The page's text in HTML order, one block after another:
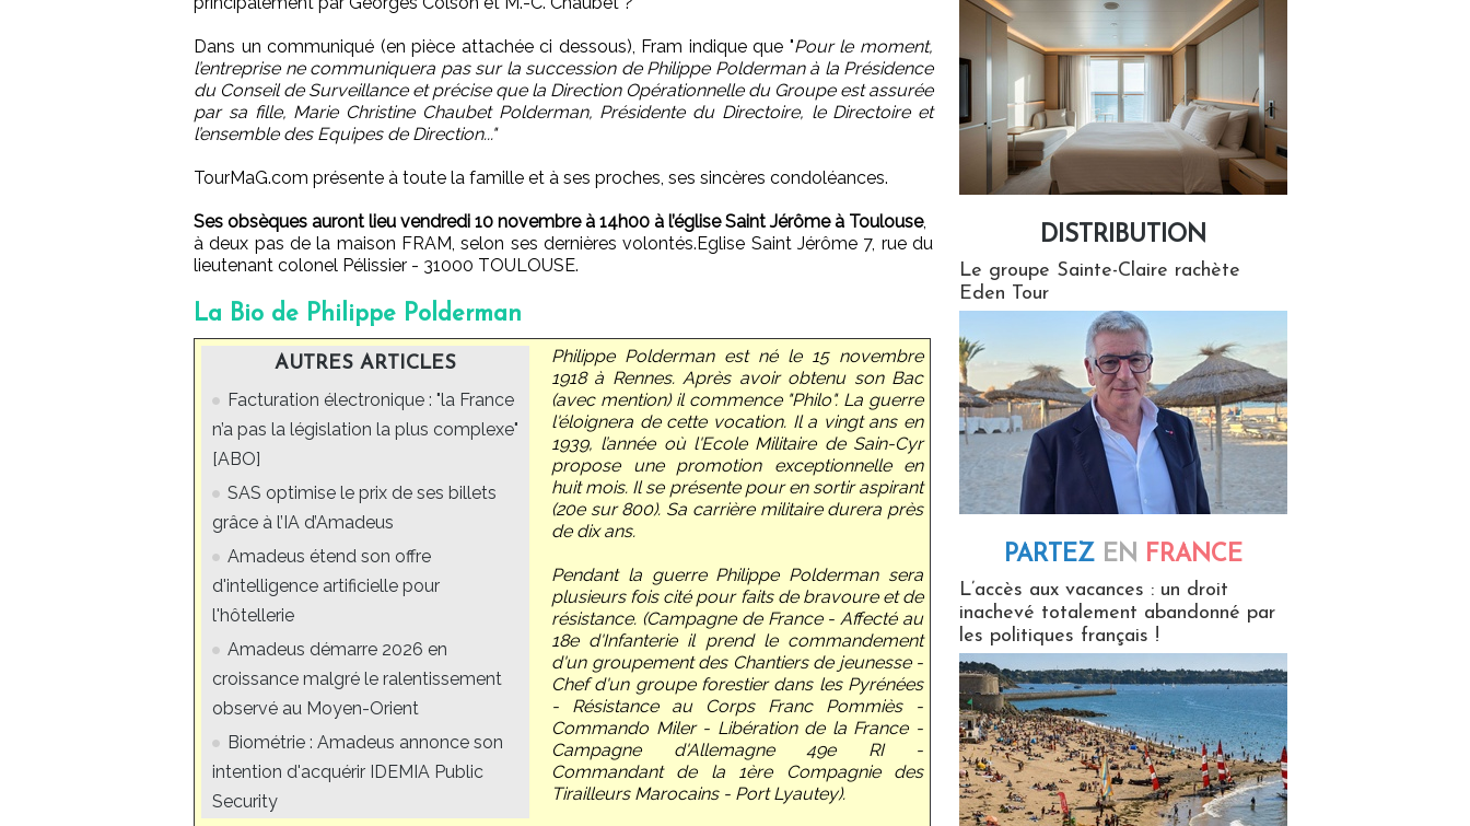
Dans un communiqué (en pièce attachée ci dessous), Fram indique que "Pour le moment,
l’entreprise ne communiquera pas sur la succession de Philippe Polderman à la Présidence
du Conseil de Surveillance et précise que la Direction Opérationnelle du Groupe est assurée
par sa fille, Marie Christine Chaubet Polderman, Présidente du Directoire, le Directoire et
l’ensemble des Equipes de Direction..."
TourMaG.com présente à toute la famille et à ses proches, ses sincères condoléances.
Ses obsèques auront lieu vendredi 10 novembre à 14h00 à l’église Saint Jérôme à Toulouse,
à deux pas de la maison FRAM, selon ses dernières volontés.Eglise Saint Jérôme 7, rue du
lieutenant colonel Pélissier - 31000 TOULOUSE.
La Bio de Philippe Polderman
AUTRES ARTICLES
Facturation électronique : "la France
n’a pas la législation la plus complexe"
[ABO]
SAS optimise le prix de ses billets
grâce à l’IA d’Amadeus
Amadeus étend son offre
d'intelligence artificielle pour
l'hôtellerie
Amadeus démarre 2026 en
croissance malgré le ralentissement
observé au Moyen-Orient
Biométrie : Amadeus annonce son
intention d'acquérir IDEMIA Public
Security
Philippe Polderman est né le 15 novembre
1918 à Rennes. Après avoir obtenu son Bac
(avec mention) il commence "Philo". La guerre
l'éloignera de cette vocation. Il a vingt ans en
1939, l’année où l'Ecole Militaire de Sain-Cyr
propose une promotion exceptionnelle en
huit mois. Il se présente pour en sortir aspirant
(20e sur 800). Sa carrière militaire durera près
de dix ans.
Pendant la guerre Philippe Polderman sera
plusieurs fois cité pour faits de bravoure et de
résistance. (Campagne de France - Affecté au
18e d'Infanterie il prend le commandement
d'un groupement des Chantiers de jeunesse -
Chef d'un groupe forestier dans les Pyrénées
- Résistance au Corps Franc Pommiès -
Commando Miler - Libération de la France -
Campagne d'Allemagne 49e RI -
Commandant de la 1ère Compagnie des
Tirailleurs Marocains - Port Lyautey).
DISTRIBUTION
Le groupe Sainte-Claire rachète
Eden Tour
PARTEZ EN FRANCE
L’accès aux vacances : un droit
inachevé totalement abandonné par
les politiques français !